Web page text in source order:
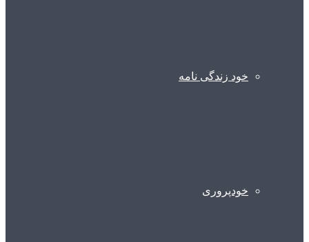
خود زندگی نامه
خودپروری